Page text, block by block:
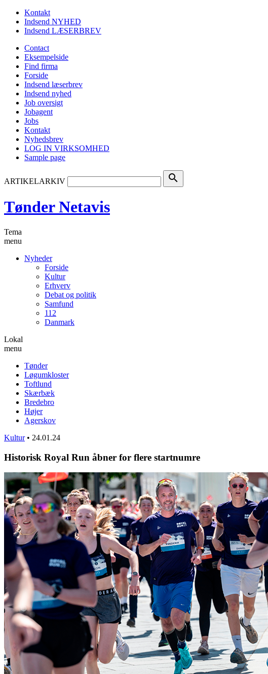
Kontakt
Indsend NYHED
Indsend LÆSERBREV
Contact
Eksempelside
Find firma
Forside
Indsend læserbrev
Indsend nyhed
Job oversigt
Jobagent
Jobs
Kontakt
Nyhedsbrev
LOG IN VIRKSOMHED
Sample page
ARTIKELARKIV search
Tønder Netavis
Tema
menu
Nyheder
Forside
Kultur
Erhverv
Debat og politik
Samfund
112
Danmark
Lokal
menu
Tønder
Løgumkloster
Toftlund
Skærbæk
Bredebro
Højer
Agerskov
Kultur • 24.01.24
Historisk Royal Run åbner for flere startnumre